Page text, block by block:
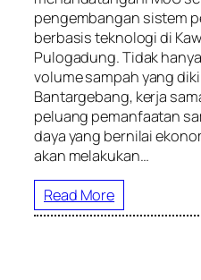
pengembangan sistem
berbasis teknologi di
Pulogadung. Tidak
volume sampah yang
Bantargebang, kerja
peluang pemanfaatan
daya yang bernilai
akan melakukan…
Read More